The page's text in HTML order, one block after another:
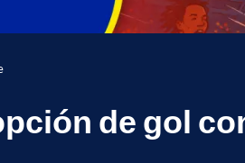
de gol